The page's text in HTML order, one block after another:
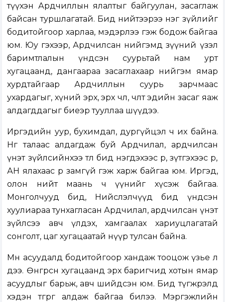
түүхэн Ардчиллын ялалтыг байгуулан, засаглаж
байсан туршлагатай. Бид нийтээрээ нэг зүйлийг
бодитойгоор харлаа, мэдэрлээ гэж бодож байгаа
юм. Юу гэхээр, Ардчилсан нийгэмд зүүний үзэл
баримтлалын үндсэн суурьтай нам урт
хугацаанд, дангаараа засаглахаар нийгэм ямар
хурдтайгаар Ардчиллын суурь зарчмаас
ухардагыг, хүний эрх, эрх чөлөө, чөлөөт эдийн засаг яаж
алдагддагыг биеэр тууллаа шүүдээ.
Иргэдийн уур, бухимдал, дургүйцэл ч их байна.
Нөгөө талаас алдагдаж буй Ардчилал, ардчилсан
үнэт зүйлсийнхээ төлөө бид нэгдэхээс өөр, зүтгэхээс өөр,
АН ялахаас өөр замгүй гэж харж байгаа юм. Иргэд,
олон нийт маань ч үүнийг хүсэж байгаа.
Монголчууд бид, Нийслэлчүүд бид үндсэн
хуулиараа тунхагласан Ардчилал, ардчилсан үнэт
зүйлсээ авч үлдэх, хамгаалах хариуцлагатай
сонголт, цаг хугацаатай нүүр тулсан байна.
Мөн асуудалд бодитойгоор хандаж тооцож үзье л
дээ. Өнгөрсөн хугацаанд эрх баригчид хотын ямар
асуудлыг барьж, авч шийдсэн юм. Бид түгжрэлд
хэдэн төгрөг алдаж байгаа билээ. Мэргэжлийн